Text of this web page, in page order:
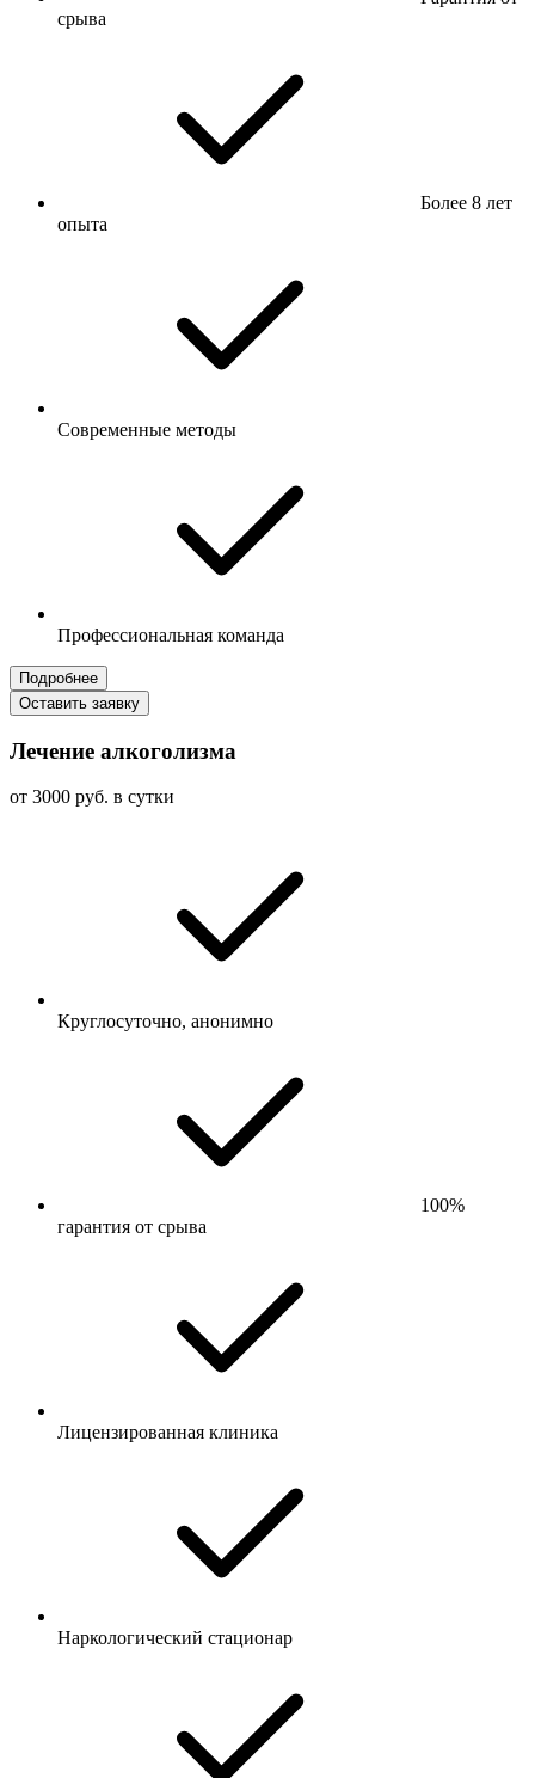
срыва
Более 8 лет
опыта
Современные методы
Профессиональная команда
Подробнее
Оставить заявку
Лечение алкоголизма
от 3000 руб. в сутки
Круглосуточно, анонимно
100%
гарантия от срыва
Лицензированная клиника
Наркологический стационар